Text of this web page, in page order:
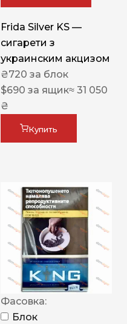
Frida Silver KS —
сигарети з
украинским акцизом
₴720 за блок
$690 за ящик≈ 31 050
₴
Купить
Фасовка:
Блок